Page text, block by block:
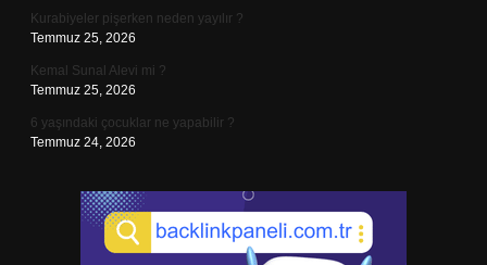
Kurabiyeler pişerken neden yayılır ?
Temmuz 25, 2026
Kemal Sunal Alevi mi ?
Temmuz 25, 2026
6 yaşındaki çocuklar ne yapabilir ?
Temmuz 24, 2026